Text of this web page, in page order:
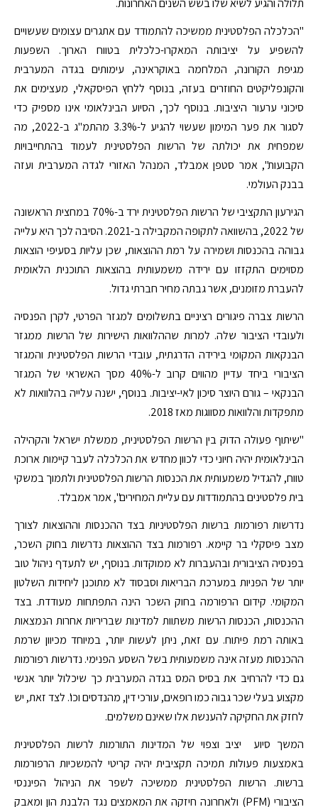
תלולה והגיע לשיא שלו בשש השנים האחרונות.
"הכלכלה הפלסטינית ממשיכה להתמודד עם אתגרים עצומים שעשויים
להשפיע על יציבותה המאקרו-כלכלית בטווח הארוך. השפעות
מגיפת הקורונה, המלחמה באוקראינה, עימותים בגדה המערבית
והקונפליקטים החוזרים בעזה, בנוסף ללחץ הפיסקאלי, מעצימים את
סיכוני ערעור היציבות. בנוסף לכך, הסיוע הבינלאומי אינו מספיק כדי
לסגור את פער המימון שעשוי להגיע ל-3.3% מהתמ"ג ב-2022, מה
שמפחית את יכולתה של הרשות הפלסטינית לעמוד בהתחייבויות
הקבועות", אמר סטפן אמבלד, המנהל האזורי לגדה המערבית ועזה
בבנק העולמי.
הגירעון התקציבי של הרשות הפלסטינית ירד ב-70% במחצית הראשונה
של 2022, בהשוואה לתקופה המקבילה ב-2021. הסיבה לכך היא עלייה
גבוהה בהכנסות ושמירה על רמת ההוצאות, שכן עליות בסעיפי הוצאות
מסוימים התקזזו עם ירידה משמעותית בהוצאות התוכנית הלאומית
להעברת מזומנים, אשר גבתה מחיר חברתי גדול.
הרשות צברה פיגורים רציניים בתשלומים למגזר הפרטי, לקרן הפנסיה
ולעובדי הציבור שלה. למרות שההלוואות הישירות של הרשות ממגזר
הבנקאות המקומי בירידה הדרגתית, עובדי הרשות הפלסטינית והמגזר
הציבורי ביחד עדיין מהווים קרוב ל-40% מסך האשראי של המגזר
הבנקאי – גורם היוצר סיכון לאי-יציבות. בנוסף, ישנה עלייה בהלוואות לא
מתפקדות והלוואות מסווגות מאז 2018.
"שיתוף פעולה הדוק בין הרשות הפלסטינית, ממשלת ישראל והקהילה
הבינלאומית יהיה חיוני כדי לכוון מחדש את הכלכלה לעבר קיימות ארוכת
טווח, להגדיל משמעותית את הכנסות הרשות הפלסטינית ולתמוך במשקי
בית פלסטינים בהתמודדות עם עליית המחירים", אמר אמבלד.
נדרשות רפורמות ברשות הפלסטיניות בצד ההכנסות וההוצאות לצורך
מצב פיסקלי בר קיימא. רפורמות בצד ההוצאות נדרשות בחוק השכר,
בפנסיה הציבורית ובהעברות לא ממוקדות. בנוסף, יש לתעדף ניהול טוב
יותר של הפניות במערכת הבריאות וסבסוד לא מתוכנן ליחידות השלטון
המקומי. קידום הרפורמה בחוק השכר הינה התפתחות מעודדת. בצד
ההכנסות, הכנסות הרשות משתוות למדינות שבריריות אחרות הנמצאות
באותה רמת פיתוח. עם זאת, ניתן לעשות יותר, במיוחד מכיוון שרמת
ההכנסות מעזה אינה משמעותית בשל השסע הפנימי. נדרשות רפורמות
גם כדי להרחיב את בסיס המס בגדה המערבית כך שיכלול יותר אנשי
מקצוע בעלי שכר גבוה כמו רופאים, עורכי דין, מהנדסים וכו'. לצד זאת, יש
לחזק את החקיקה להענשת אלו שאינם משלמים.
המשך סיוע יציב וצפוי של המדינות התורמות לרשות הפלסטינית
באמצעות פעולות תמיכה תקציבית יהיה קריטי להמשכיות הרפורמות
ברשות. הרשות הפלסטינית ממשיכה לשפר את הניהול הפיננסי
הציבורי (PFM) ולאחרונה חיזקה את המאמצים נגד הלבנת הון ומאבק